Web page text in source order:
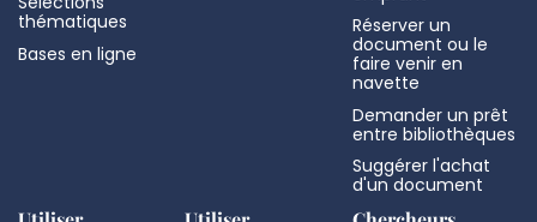
thématiques
Bases en ligne
Réserver un
document ou le
faire venir en
navette
Demander un prêt
entre bibliothèques
Suggérer l'achat
d'un document